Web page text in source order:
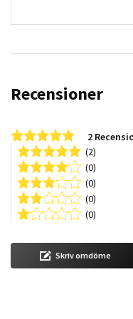
Recensioner
5.0 star rating
2
(2)
(0)
(0)
(0)
(0)
Skriv omdöme